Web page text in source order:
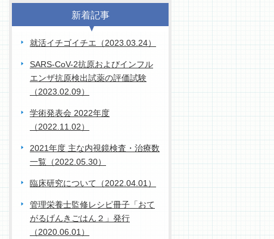
新着記事
就活イチゴイチエ（2023.03.24）
SARS-CoV-2抗原およびインフル
エンザ抗原検出試薬の評価試験
（2023.02.09）
学術発表会 2022年度
（2022.11.02）
2021年度 主な内視鏡検査・治療数
一覧（2022.05.30）
臨床研究について（2022.04.01）
管理栄養士監修レシピ冊子「おて
がるげんきごはん２」発行
（2020.06.01）